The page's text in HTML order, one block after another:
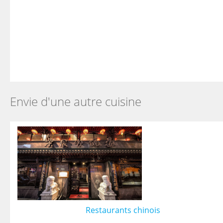
Envie d'une autre cuisine
Restaurants chinois